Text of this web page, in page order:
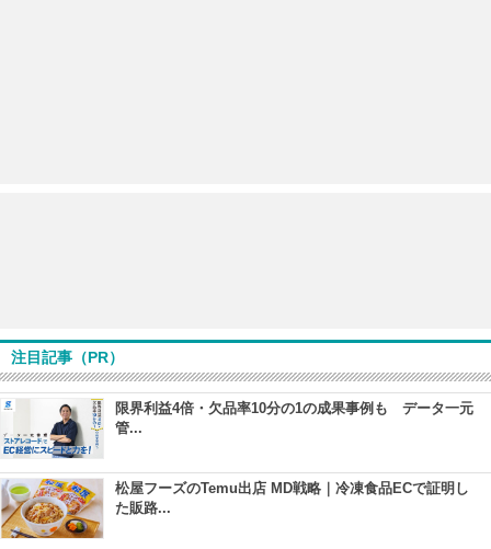
注目記事（PR）
限界利益4倍・欠品率10分の1の成果事例も データ一元
管...
松屋フーズのTemu出店 MD戦略｜冷凍食品ECで証明し
た販路...